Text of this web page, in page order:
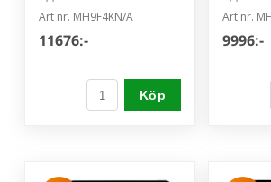
Art nr. MH9F4KN/A
11676:-
Köp
Art nr.
9996:-